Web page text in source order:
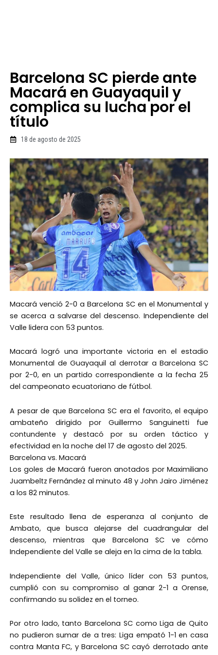
Barcelona SC pierde ante
Macará en Guayaquil y
complica su lucha por el
título
18 de agosto de 2025
Macará venció 2-0 a Barcelona SC en el Monumental y
se acerca a salvarse del descenso. Independiente del
Valle lidera con 53 puntos.
Macará logró una importante victoria en el estadio
Monumental de Guayaquil al derrotar a Barcelona SC
por 2-0, en un partido correspondiente a la fecha 25
del campeonato ecuatoriano de fútbol.
A pesar de que Barcelona SC era el favorito, el equipo
ambateño dirigido por Guillermo Sanguinetti fue
contundente y destacó por su orden táctico y
efectividad en la noche del 17 de agosto del 2025.
Barcelona vs. Macará
Los goles de Macará fueron anotados por Maximiliano
Juambeltz Fernández al minuto 48 y John Jairo Jiménez
a los 82 minutos.
Este resultado llena de esperanza al conjunto de
Ambato, que busca alejarse del cuadrangular del
descenso, mientras que Barcelona SC ve cómo
Independiente del Valle se aleja en la cima de la tabla.
Independiente del Valle, único líder con 53 puntos,
cumplió con su compromiso al ganar 2-1 a Orense,
confirmando su solidez en el torneo.
Por otro lado, tanto Barcelona SC como Liga de Quito
no pudieron sumar de a tres: Liga empató 1-1 en casa
contra Manta FC, y Barcelona SC cayó derrotado ante